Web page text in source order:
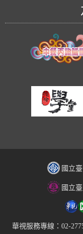
國立
國立
華視服務專線：02-